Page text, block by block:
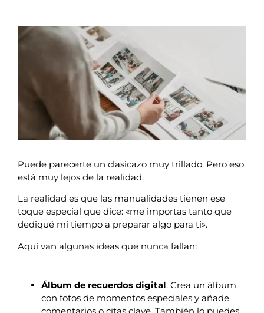
Puede parecerte un clasicazo muy trillado. Pero eso
está muy lejos de la realidad.
La realidad es que las manualidades tienen ese
toque especial que dice: «me importas tanto que
dediqué mi tiempo a preparar algo para ti».
Aquí van algunas ideas que nunca fallan:
Álbum de recuerdos digital. Crea un álbum
con fotos de momentos especiales y añade